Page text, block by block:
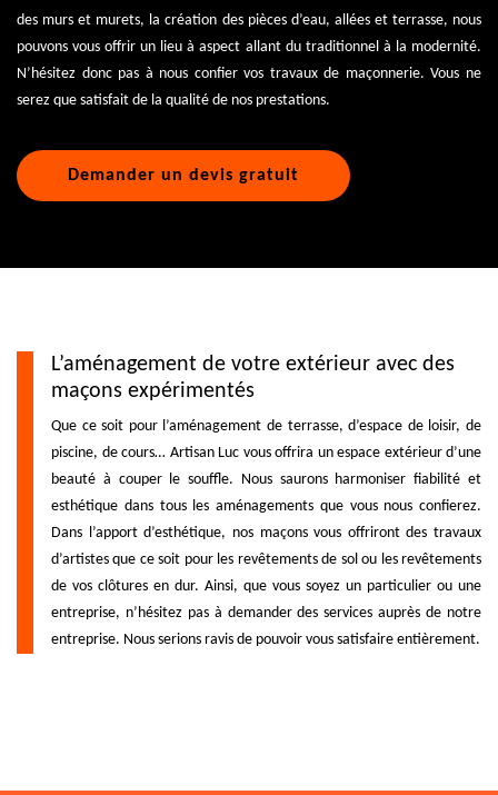
des murs et murets, la création des pièces d’eau, allées et terrasse, nous
pouvons vous offrir un lieu à aspect allant du traditionnel à la modernité.
N’hésitez donc pas à nous confier vos travaux de maçonnerie. Vous ne
serez que satisfait de la qualité de nos prestations.
Demander un devis gratuit
L’aménagement de votre extérieur avec des
maçons expérimentés
Que ce soit pour l’aménagement de terrasse, d’espace de loisir, de
piscine, de cours… Artisan Luc vous offrira un espace extérieur d’une
beauté à couper le souffle. Nous saurons harmoniser fiabilité et
esthétique dans tous les aménagements que vous nous confierez.
Dans l’apport d’esthétique, nos maçons vous offriront des travaux
d’artistes que ce soit pour les revêtements de sol ou les revêtements
de vos clôtures en dur. Ainsi, que vous soyez un particulier ou une
entreprise, n’hésitez pas à demander des services auprès de notre
entreprise. Nous serions ravis de pouvoir vous satisfaire entièrement.